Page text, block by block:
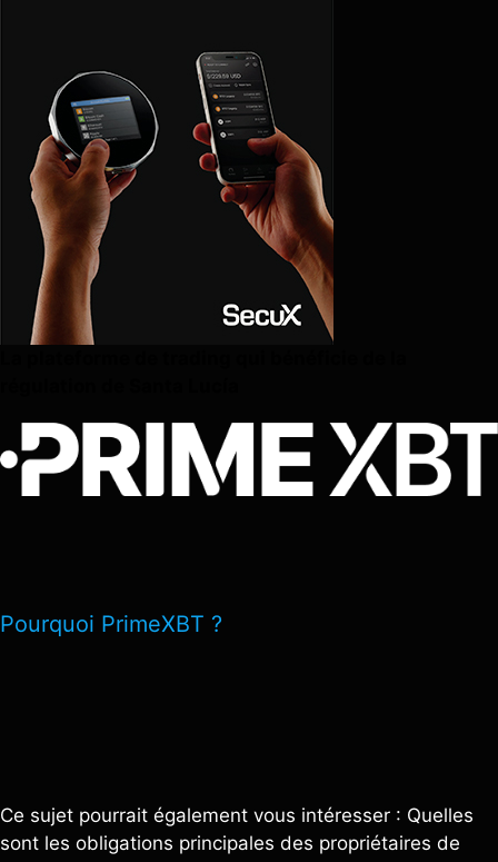
Pourquoi PrimeXBT ?
Ce sujet pourrait également vous intéresser : Quelles
sont les obligations principales des propriétaires de